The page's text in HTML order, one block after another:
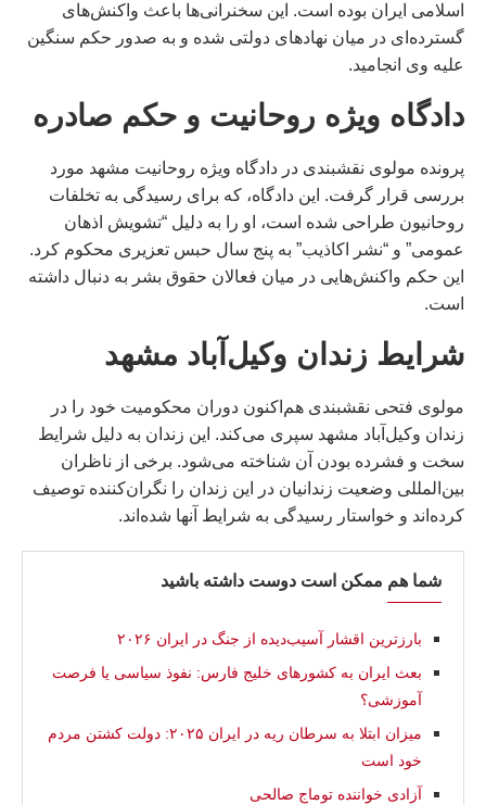
اسلامی ایران بوده است. این سخنرانی‌ها باعث واکنش‌های
گسترده‌ای در میان نهادهای دولتی شده و به صدور حکم سنگین
علیه وی انجامید.
دادگاه ویژه روحانیت و حکم صادره
پرونده مولوی نقشبندی در دادگاه ویژه روحانیت مشهد مورد
بررسی قرار گرفت. این دادگاه، که برای رسیدگی به تخلفات
روحانیون طراحی شده است، او را به دلیل “تشویش اذهان
عمومی” و “نشر اکاذیب” به پنج سال حبس تعزیری محکوم کرد.
این حکم واکنش‌هایی در میان فعالان حقوق بشر به دنبال داشته
است.
شرایط زندان وکیل‌آباد مشهد
مولوی فتحى نقشبندی هم‌اکنون دوران محکومیت خود را در
زندان وکیل‌آباد مشهد سپری می‌کند. این زندان به دلیل شرایط
سخت و فشرده بودن آن شناخته می‌شود. برخی از ناظران
بین‌المللی وضعیت زندانیان در این زندان را نگران‌کننده توصیف
کرده‌اند و خواستار رسیدگی به شرایط آنها شده‌اند.
شما هم ممکن است دوست داشته باشید
بارزترین اقشار آسیب‌دیده از جنگ در ایران ۲۰۲۶
بعث ایران به کشورهای خلیج فارس: نفوذ سیاسی یا فرصت
آموزشی؟
ميزان ابتلا به سرطان ریه در ایران ۲۰۲۵: دولت کشتن مردم
خود است
آزادی خواننده توماج صالحی